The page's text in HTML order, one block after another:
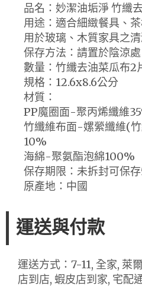
品名：妙潔油垢淨 竹纖
用途：適合細緻餐具、
用於玻璃、木質家具之
保存方法：請置於陰涼
數量：竹纖去油菜瓜布2
規格：12.6x8.6公分
材質：
PP魔圈面-聚丙烯纖維
竹纖維布面-嫘縈纖維(
10%
海綿-聚氨酯泡綿100%
保存期限：未拆封可保
原產地：中國
運送與付款
運送方式：7-11, 全家, 萊
店到店, 蝦皮店到家, 宅配